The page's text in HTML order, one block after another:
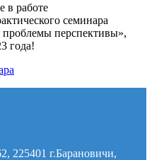
в работе
семинара
перспективы»,
года!
225401 г.Барановичи,